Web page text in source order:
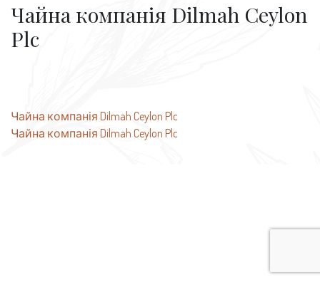
Чайна компанія Dilmah Ceylon
Plc
Навігація
записів
Чайна компанія Dilmah Ceylon Plc
Чайна компанія Dilmah Ceylon Plc